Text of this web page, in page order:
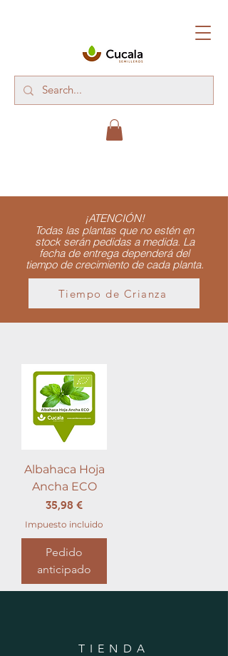
¡ATENCIÓN!
Todas las plantas que no estén en
stock serán pedidas a medida. La
fecha de entrega dependerá del
tiempo de crecimiento de cada planta.
Tiempo de Crianza
Albahaca Hoja
Ancha ECO
Precio
35,98 €
Impuesto incluido
Pedido
anticipado
TIENDA